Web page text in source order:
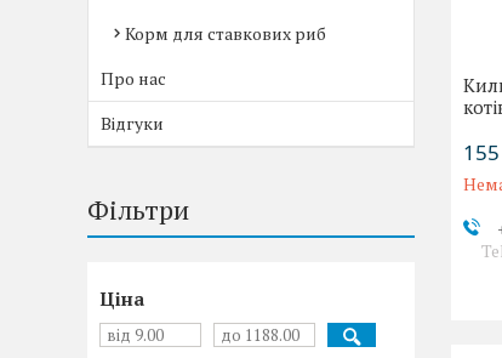
Корм для ставкових риб
Про нас
Відгуки
Фільтри
Ціна